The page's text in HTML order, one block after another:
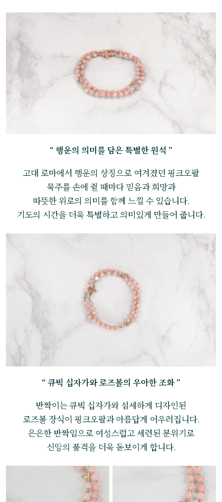
“ 행운의 의미를 담은 특별한 원석 ”
고대 로마에서 행운의 상징으로 여겨졌던 핑크오팔
묵주를 손에 쥘 때마다 믿음과 희망과
따뜻한 위로의 의미를 함께 느낄 수 있습니다.
기도의 시간을 더욱 특별하고 의미있게 만들어 줍니다.
“ 큐빅 십자가와 로즈볼의 우아한 조화 ”
반짝이는 큐빅 십자가와 섬세하게 디자인된
로즈볼 장식이 핑크오팔과 아름답게 어우러집니다.
은은한 반짝임으로 여성스럽고 세련된 분위기로
신앙의 품격을 더욱 돋보이게 합니다.